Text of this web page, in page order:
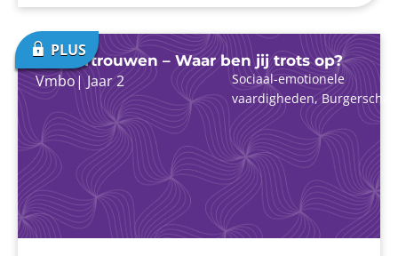
Zelfvertrouwen – Waar ben jij trots op?
Vmbo| Jaar 2
Sociaal-emotionele
vaardigheden,Burgerschap